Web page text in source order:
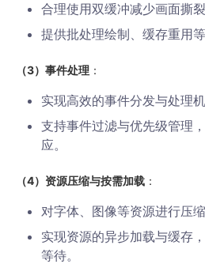
合理使用双缓冲减少画面撕
提供批处理绘制、缓存重用
（3）事件处理 ：
实现高效的事件分发与处理
支持事件过滤与优先级管理
应。
（4）资源压缩与按需加载 ：
对字体、图像等资源进行压
实现资源的异步加载与缓存
等待。